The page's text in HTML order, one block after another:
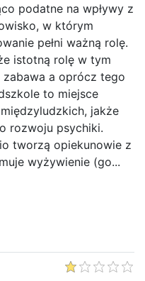
podatne na wpływy z
w którym
pełni ważną rolę.
istotną rolę w tym
zabawa a oprócz tego
to miejsce
jakże
rozwoju psychiki.
tworzą opiekunowie z
wyżywienie (go...